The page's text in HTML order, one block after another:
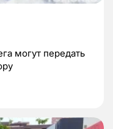
могут передать